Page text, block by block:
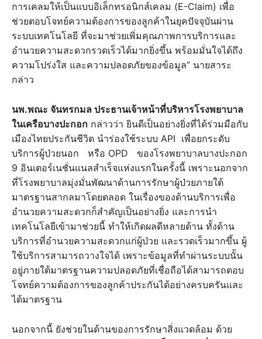
การเคลมให้เป็นแบบอิเล็กทรอนิกส์เคลม (E-Claim) เพื่อ
ช่วยตอบโจทย์ความต้องการของลูกค้าในยุคปัจจุบันผ่าน
ระบบเทคโนโลยี ที่จะมาช่วยเพิ่มคุณภาพการบริการและ
อำนวยความสะดวกรวดเร็วได้มากยิ่งขึ้น พร้อมมั่นใจได้ถึง
ความโปร่งใส และความปลอดภัยของข้อมูล” นายสาระ
กล่าว
นพ.พณะ จันทรกมล ประธานเจ้าหน้าที่บริหารโรงพยาบาล
ในเครือบางปะกอก กล่าวว่า ยินดีเป็นอย่างยิ่งที่ได้ร่วมมือกับ
เมืองไทยประกันชีวิต นำร่องใช้ระบบ API เพื่อยกระดับ
บริการผู้ป่วยนอก หรือ OPD ของโรงพยาบาลบางปะกอก
9 อินเตอร์เนชั่นแนลสำเร็จแห่งแรกในครั้งนี้ เพราะนอกจาก
ที่โรงพยาบาลมุ่งมั่นพัฒนาด้านการรักษาผู้ป่วยภายใต้
มาตรฐานสากลมาโดยตลอด ในเรื่องของด้านบริการเพื่อ
อำนวยความสะดวกก็สำคัญเป็นอย่างยิ่ง และการนำ
เทคโนโลยีเข้ามาช่วยนี้ ทำให้เกิดผลดีหลายด้าน ทั้งด้าน
บริการที่อำนวยความสะดวกแก่ผู้ป่วย และรวดเร็วมากขึ้น ผู้
ใช้บริการสามารถวางใจได้ เพราะข้อมูลที่ทำผ่านระบบนั้น
อยู่ภายใต้มาตรฐานความปลอดภัยที่เชื่อถือได้สามารถตอบ
โจทย์ความต้องการของลูกค้าประกันได้อย่างครบครันและ
ได้มาตรฐาน
นอกจากนี้ ยังช่วยในด้านของการรักษาสิ่งแวดล้อม ด้วย